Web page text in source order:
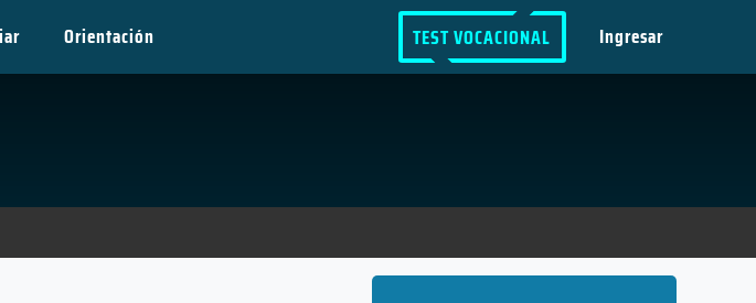
Orientación TEST VOCACIONAL Ingresar